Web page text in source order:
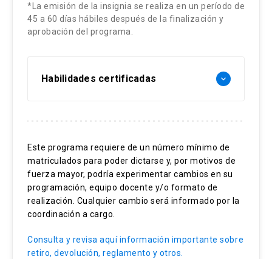
*La emisión de la insignia se realiza en un período de
45 a 60 días hábiles después de la finalización y
aprobación del programa.
Habilidades certificadas keyboard_arrow_down
Producción de plantas ornamentales.
Producción de cultivos ornamentales.
Análisis de mercado y manejo de viveros.
Propagación de plantas.
Este programa requiere de un número mínimo de
matriculados para poder dictarse y, por motivos de
fuerza mayor, podría experimentar cambios en su
programación, equipo docente y/o formato de
realización. Cualquier cambio será informado por la
coordinación a cargo.
Consulta y revisa aquí información importante sobre
retiro, devolución, reglamento y otros.